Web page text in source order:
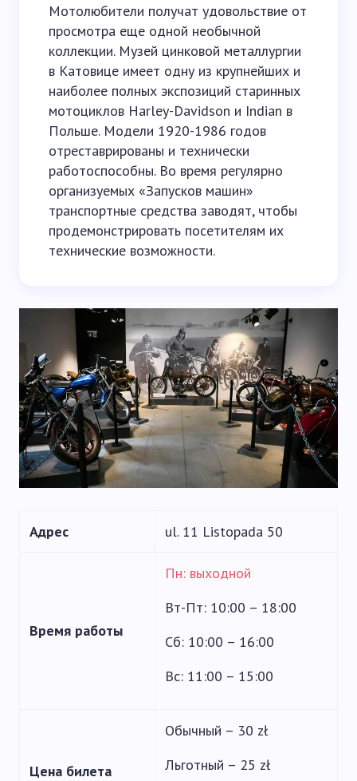
Мотолюбители получат удовольствие от
просмотра еще одной необычной
коллекции. Музей цинковой металлургии
в Катовице имеет одну из крупнейших и
наиболее полных экспозиций старинных
мотоциклов Harley-Davidson и Indian в
Польше. Модели 1920-1986 годов
отреставрированы и технически
работоспособны. Во время регулярно
организуемых «Запусков машин»
транспортные средства заводят, чтобы
продемонстрировать посетителям их
технические возможности.
Адрес ul. 11 Listopada 50
Время работы
Пн: выходной
Вт-Пт: 10:00 – 18:00
Сб: 10:00 – 16:00
Вс: 11:00 – 15:00
Цена билета
Обычный – 30 zł
Льготный – 25 zł